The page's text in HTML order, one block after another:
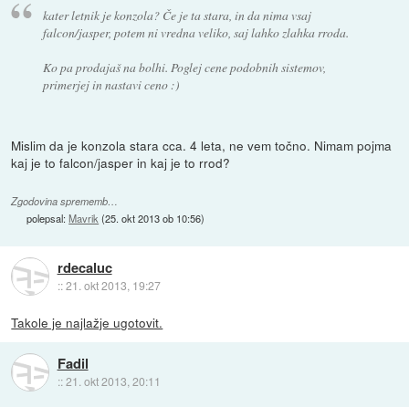
kater letnik je konzola? Če je ta stara, in da nima vsaj
falcon/jasper, potem ni vredna veliko, saj lahko zlahka rroda.
Ko pa prodajaš na bolhi. Poglej cene podobnih sistemov,
primerjej in nastavi ceno :)
Mislim da je konzola stara cca. 4 leta, ne vem točno. Nimam pojma
kaj je to falcon/jasper in kaj je to rrod?
Zgodovina sprememb…
polepsal:Mavrik (25. okt 2013 ob 10:56)
rdecaluc
::21. okt 2013, 19:27
Takole je najlažje ugotovit.
Fadil
::21. okt 2013, 20:11